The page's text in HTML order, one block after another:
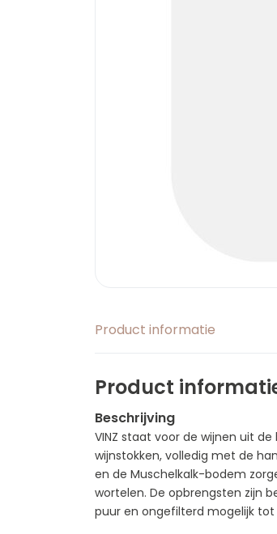
Product informatie
Product
Beschrijving
VINZ staat voor de wijnen uit
wijnstokken, volledig met de
en de Muschelkalk-bodem
wortelen. De opbrengsten zijn
puur en ongefilterd mogelijk